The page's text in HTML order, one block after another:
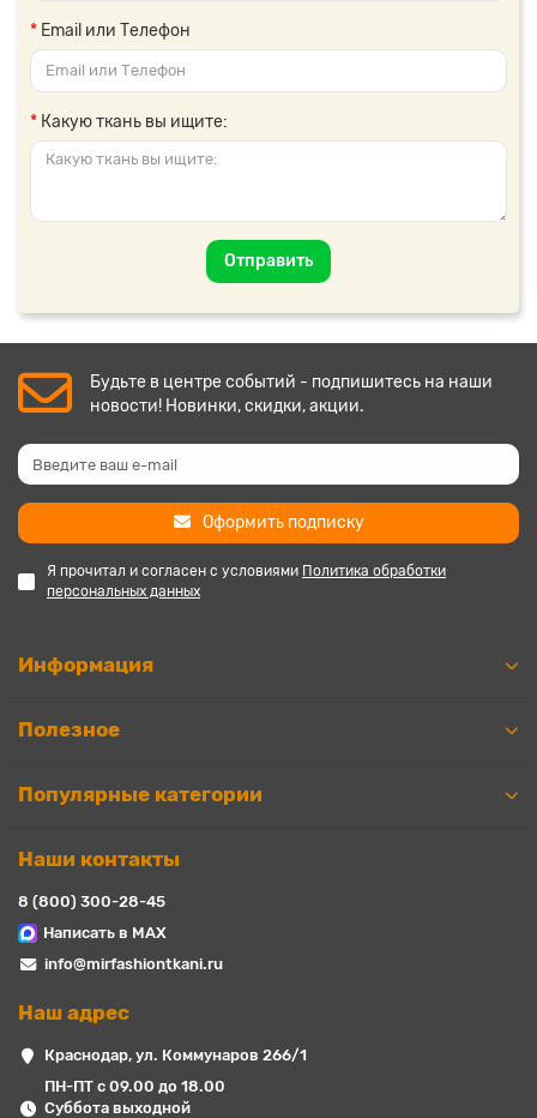
Email или Телефон
Какую ткань вы ищите:
Отправить
Будьте в центре событий - подпишитесь на наши
новости! Новинки, скидки, акции.
Оформить подписку
Я прочитал и согласен с условиями Политика обработки
персональных данных
Информация
Полезное
Популярные категории
Наши контакты
8 (800) 300-28-45
Написать в MAX
info@mirfashiontkani.ru
Наш адрес
Краснодар, ул. Коммунаров 266/1
ПН-ПТ с 09.00 до 18.00
Суббота выходной